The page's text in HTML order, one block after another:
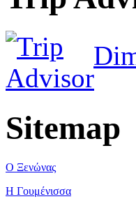
Sitemap
Ο Ξενώνας
Η Γουμένισσα